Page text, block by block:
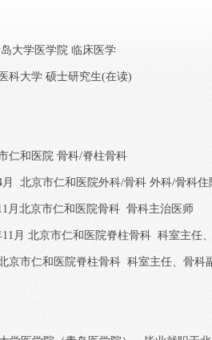
岛大学医学院 临床医学
科大学 硕士研究生(在读)
仁和医院 骨科/脊柱骨科
月 北京市仁和医院外科/骨科 外科/骨科住
月北京市仁和医院骨科 骨科主治医师
11月 北京市仁和医院脊柱骨科 科室主任
京市仁和医院脊柱骨科 科室主任、骨科